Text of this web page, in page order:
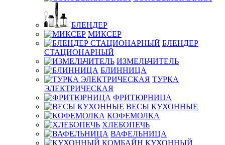
БЛЕНДЕР
МИКСЕР
БЛЕНДЕР
СТАЦИОНАРНЫЙ
ИЗМЕЛЬЧИТЕЛЬ
БЛИННИЦА
ТУРКА
ЭЛЕКТРИЧЕСКАЯ
ФРИТЮРНИЦА
ВЕСЫ КУХОННЫЕ
КОФЕМОЛКА
ХЛЕБОПЕЧЬ
ВАФЕЛЬНИЦА
КУХОННЫЙ